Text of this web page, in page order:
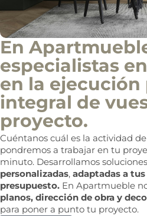
En
especialistas
en la ejecución
integral de
proyecto.
Cuéntanos cuál es la actividad
pondremos a trabajar en tu
minuto. Desarrollamos
personalizadas, adaptadas a
presupuesto. En Apartmueble
planos, dirección de obra y
para poner a punto tu proyecto.